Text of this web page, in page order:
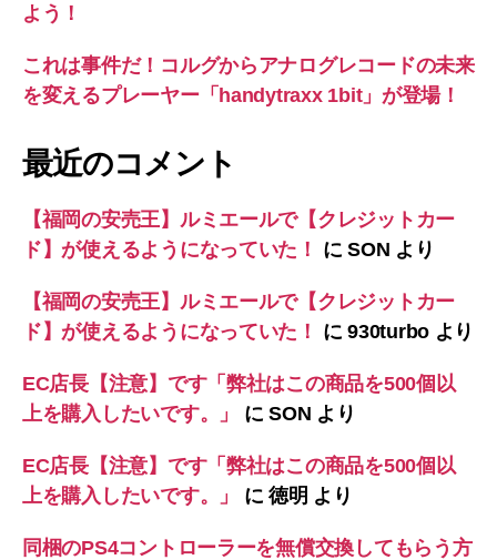
よう！
これは事件だ！コルグからアナログレコードの未来
を変えるプレーヤー「handytraxx 1bit」が登場！
最近のコメント
【福岡の安売王】ルミエールで【クレジットカー
ド】が使えるようになっていた！
にSON より
【福岡の安売王】ルミエールで【クレジットカー
ド】が使えるようになっていた！
に930turbo より
EC店長【注意】です「弊社はこの商品を500個以
上を購入したいです。」
にSON より
EC店長【注意】です「弊社はこの商品を500個以
上を購入したいです。」
に徳明 より
同梱のPS4コントローラーを無償交換してもらう方